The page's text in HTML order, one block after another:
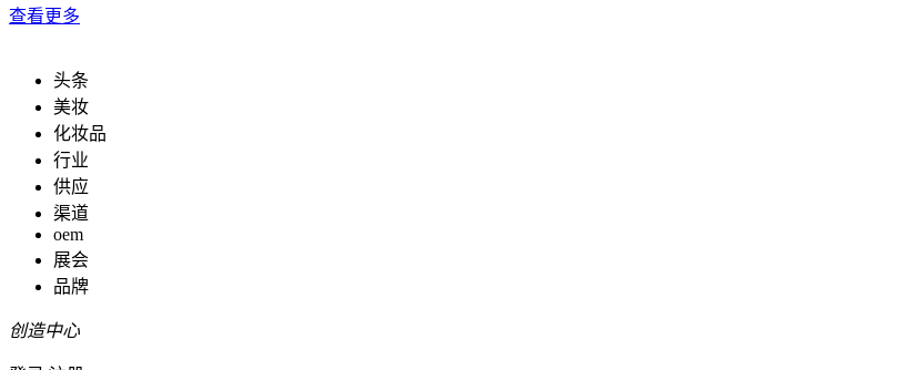
查看更多
头条
美妆
化妆品
行业
供应
渠道
oem
展会
品牌
创造中心